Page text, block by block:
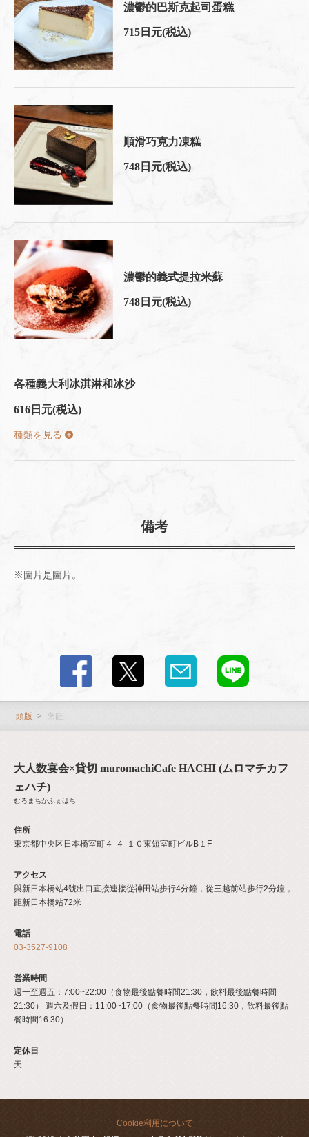
濃鬱的巴斯克起司蛋糕
715日元(税込)
順滑巧克力凍糕
748日元(税込)
濃鬱的義式提拉米蘇
748日元(税込)
各種義大利冰淇淋和冰沙
616日元(税込)
種類を見る
備考
※圖片是圖片。
頭版 烹飪
大人数宴会×貸切 muromachiCafe HACHI (ムロマチカフ
ェハチ)
むろまちかふぇはち
住所
東京都中央区日本橋室町４-４-１０東短室町ビルB１F
アクセス
與新日本橋站4號出口直接連接從神田站步行4分鐘，從三越前站步行2分鐘，
距新日本橋站72米
電話
03-3527-9108
営業時間
週一至週五：7:00~22:00（食物最後點餐時間21:30，飲料最後點餐時間
21:30） 週六及假日：11:00~17:00（食物最後點餐時間16:30，飲料最後點
餐時間16:30）
定休日
天
Cookie利用について